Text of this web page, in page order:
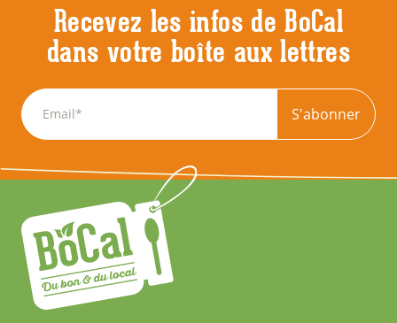
Recevez les infos de BoCal
dans votre boîte aux lettres
S'abonner